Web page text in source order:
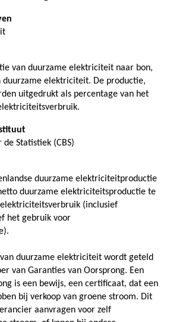
van duurzame elektriciteit naar bon,
duurzame elektriciteit. De productie,
uitgedrukt als percentage van het
Statistiek (CBS)
duurzame elektriciteitproductie
duurzame elektriciteitsproductie te
(inclusief
het gebruik voor
duurzame elektriciteit wordt geteld
van Garanties van Oorsprong. Een
is een bewijs, een certificaat, dat een
bij verkoop van groene stroom. Dit
aanvragen voor zelf